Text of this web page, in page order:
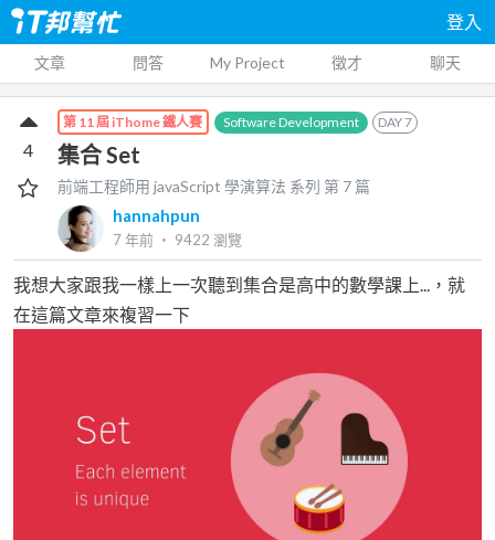
登入
文章 問答 My Project 徵才 聊天
第 11 屆 iThome 鐵人賽 Software Development DAY7
集合 Set
前端工程師用 javaScript 學演算法 系列 第 7 篇
hannahpun
7 年前 ‧ 9422 瀏覽
4
我想大家跟我一樣上一次聽到集合是高中的數學課上...，就
在這篇文章來複習一下